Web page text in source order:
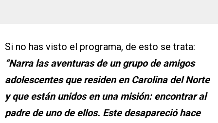
Si no has visto el programa, de esto se trata:
“Narra las aventuras de un grupo de amigos
adolescentes que residen en Carolina del Norte
y que están unidos en una misión: encontrar al
padre de uno de ellos. Este desapareció hace